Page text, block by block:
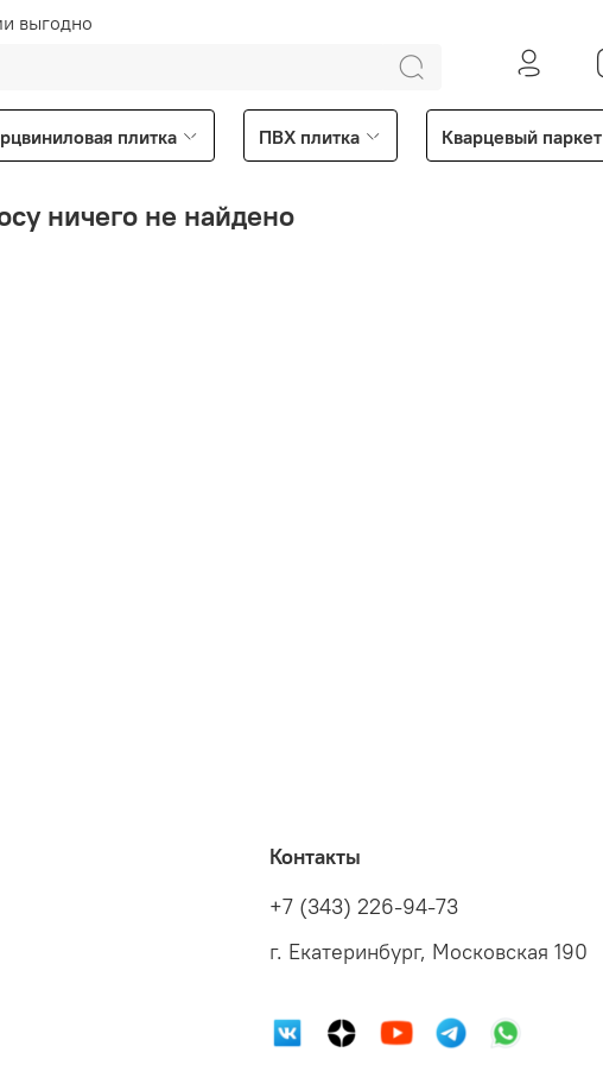
выгодно
плитка ПВХ плитка Кварцевый паркет
ничего не найдено
Контакты
+7 (343) 226-94-73
г. Екатеринбург, Московская 190